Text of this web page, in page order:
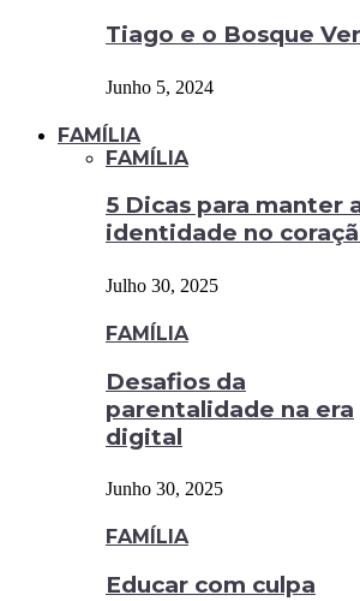
Tiago e o Bosque
Junho 5, 2024
FAMÍLIA
FAMÍLIA
5 Dicas para manter
identidade no
Julho 30, 2025
FAMÍLIA
Desafios da
parentalidade na era
digital
Junho 30, 2025
FAMÍLIA
Educar com culpa